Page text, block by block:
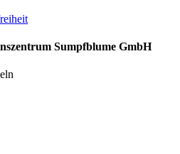
Sumpfblume GmbH